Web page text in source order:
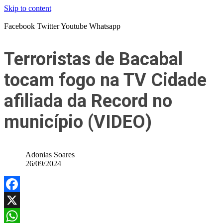
Skip to content
Facebook TwitterYoutube Whatsapp
Terroristas de Bacabal
tocam fogo na TV Cidade
afiliada da Record no
município (VIDEO)
Adonias Soares
26/09/2024
Facebook
X